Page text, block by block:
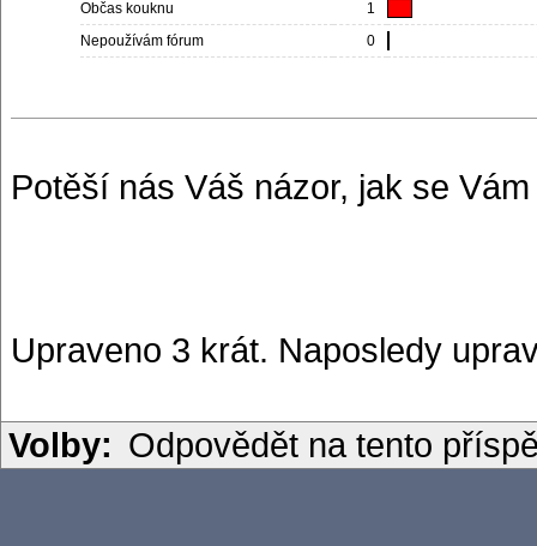
Občas kouknu
1
Nepoužívám fórum
0
Potěší nás Váš názor, jak se
Upraveno 3 krát. Naposledy
Volby: Odpovědět na tento